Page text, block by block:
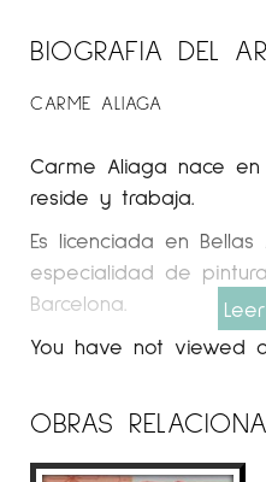
BIOGRAFIA DEL
CARME ALIAGA
Carme Aliaga nace en
reside y trabaja.
Es licenciada en
especialidad de
Barcelona.
Espai CavallersGallery
complejidad humana,
You have not viewed
OBRAS